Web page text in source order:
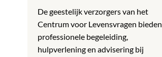
De geestelijk verzorgers van het
Centrum voor Levensvragen bieden
professionele begeleiding,
hulpverlening en advisering bij